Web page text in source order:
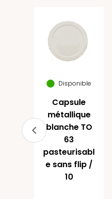
Disponible
Capsule
métallique
blanche TO
63
pasteurisabl
e sans flip /
10